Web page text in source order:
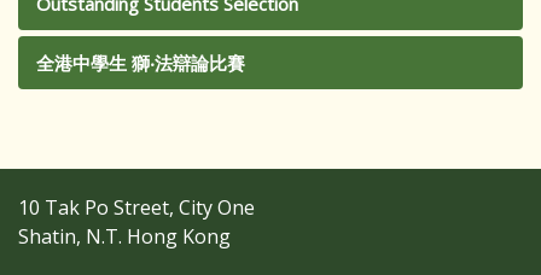
全港中學生 獅‧法辯論比賽
10 Tak Po Street, City One
Shatin, N.T. Hong Kong